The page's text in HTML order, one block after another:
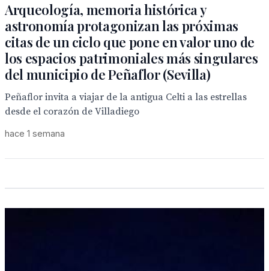
Arqueología, memoria histórica y
astronomía protagonizan las próximas
citas de un ciclo que pone en valor uno de
los espacios patrimoniales más singulares
del municipio de Peñaflor (Sevilla)
Peñaflor invita a viajar de la antigua Celti a las estrellas
desde el corazón de Villadiego
hace 1 semana